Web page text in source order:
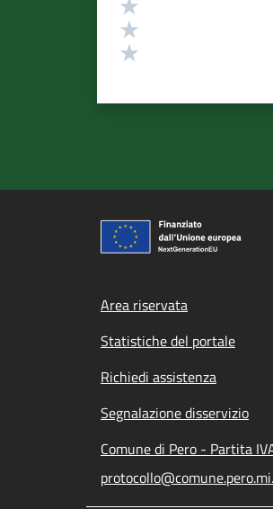
Footer menu
Area riservata
Statistiche del portale
Richiedi assistenza
Segnalazione disservizio
Comune di Pero - Partita